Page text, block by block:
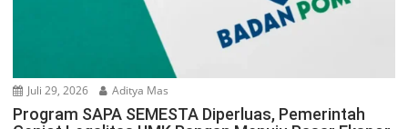
Juli 29, 2026 Aditya Mas
Program SAPA SEMESTA Diperluas, Pemerintah